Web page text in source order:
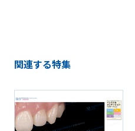
関連する特集